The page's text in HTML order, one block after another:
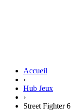
Accueil
›
Hub Jeux
›
Street Fighter 6